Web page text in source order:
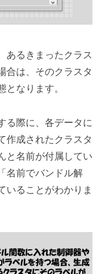
あるきまったクラス
合は、そのクラスタ
なります。
る際に、各データに
作成されたクラスタ
と名前が付属してい
名前でバンドル解
いることがわかりま